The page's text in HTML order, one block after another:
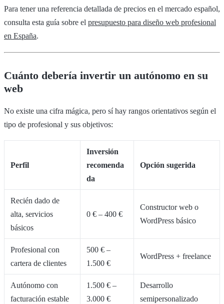
Para tener una referencia detallada de precios en el mercado español,
consulta esta guía sobre el presupuesto para diseño web profesional
en España.
Cuánto debería invertir un autónomo en su
web
No existe una cifra mágica, pero sí hay rangos orientativos según el
tipo de profesional y sus objetivos:
Perfil
Inversión
recomenda
da
Opción sugerida
Recién dado de
alta, servicios
básicos
0 € – 400 €
Constructor web o
WordPress básico
Profesional con
cartera de clientes
500 € –
1.500 €
WordPress + freelance
Autónomo con
facturación estable
1.500 € –
3.000 €
Desarrollo
semipersonalizado